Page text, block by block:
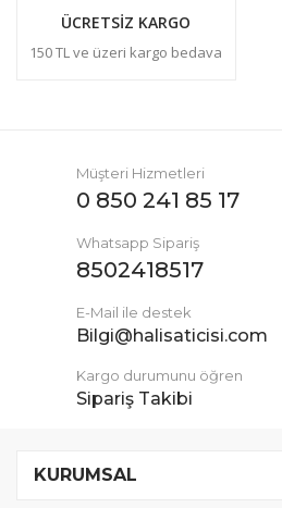
ÜCRETSİZ KARGO
150 TL ve üzeri kargo bedava
Müşteri Hizmetleri
0 850 241 85 17
Whatsapp Sipariş
8502418517
E-Mail ile destek
Bilgi@halisaticisi.com
Kargo durumunu öğren
Sipariş Takibi
KURUMSAL